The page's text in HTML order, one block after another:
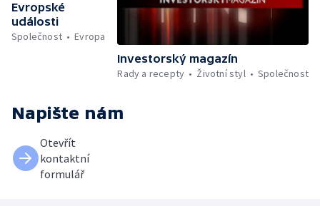
Evropské
události
Společnost
Evropa
Investorský magazín
Rady a recepty
Životní styl Společnost
Napište nám
Otevřít
kontaktní
formulář